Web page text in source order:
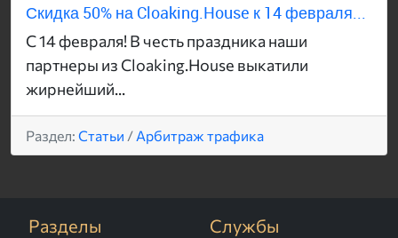
Скидка 50% на Cloaking.House к 14 февраля...
С 14 февраля! В честь праздника наши
партнеры из Cloaking.House выкатили
жирнейший...
Раздел: Статьи / Арбитраж трафика
Разделы Службы